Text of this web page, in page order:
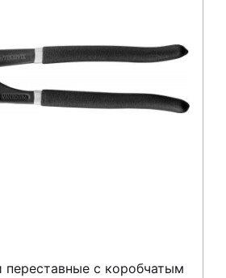
с коробчатым